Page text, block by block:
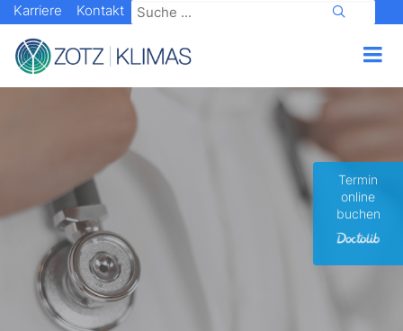
Termin
online
buchen
Karriere Kontakt